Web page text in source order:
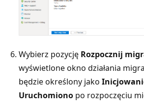
Wybierz pozycję Rozpocznij
wyświetlone okno działania
będzie określony jako
Uruchomiono po rozpoczęciu